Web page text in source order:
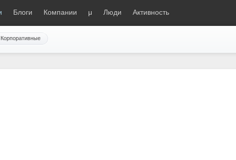
Блоги Компании μ Люди Активность
Корпоративные